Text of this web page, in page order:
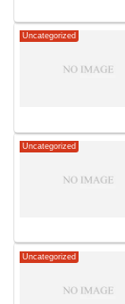
Uncategorized
Uncategorized
Uncategorized